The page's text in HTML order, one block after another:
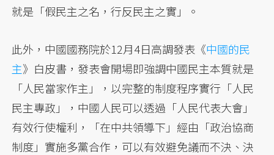
就是「假民主之名，行反民主之實」。
此外，中國國務院於12月4日高調發表《中國的民
主》白皮書，發表會開場即強調中國民主本質就是
「人民當家作主」，以完整的制度程序實行「人民
民主專政」，中國人民可以透過「人民代表大會」
有效行使權利，「在中共領導下」經由「政治協商
制度」實施多黨合作，可以有效避免議而不決、決